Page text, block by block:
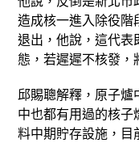
造成核一進入除役階
退出，他說，這代表
態，若遲遲不核發，
邱賜聰解釋，原子爐
中也都有用過的核
料中期貯存設施，目